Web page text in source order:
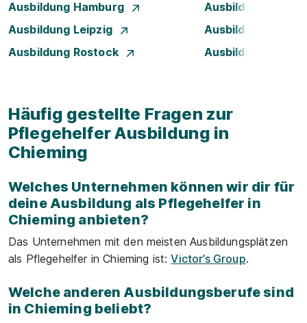
Ausbildung Hamburg
Ausbildung
Ausbildung Leipzig
Ausbildung
Ausbildung Rostock
Ausbildung
Häufig gestellte Fragen zur
Pflegehelfer Ausbildung in
Chieming
Welches Unternehmen können wir dir für
deine Ausbildung als Pflegehelfer in
Chieming anbieten?
Das Unternehmen mit den meisten Ausbildungsplätzen
als Pflegehelfer in Chieming ist:Victor’s Group.
Welche anderen Ausbildungsberufe sind
in Chieming beliebt?